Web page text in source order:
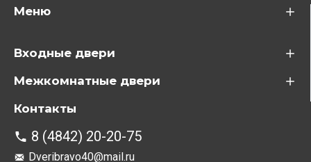
Меню
Входные двери
Межкомнатные двери
Контакты
8 (4842) 20-20-75
Dveribravo40@mail.ru